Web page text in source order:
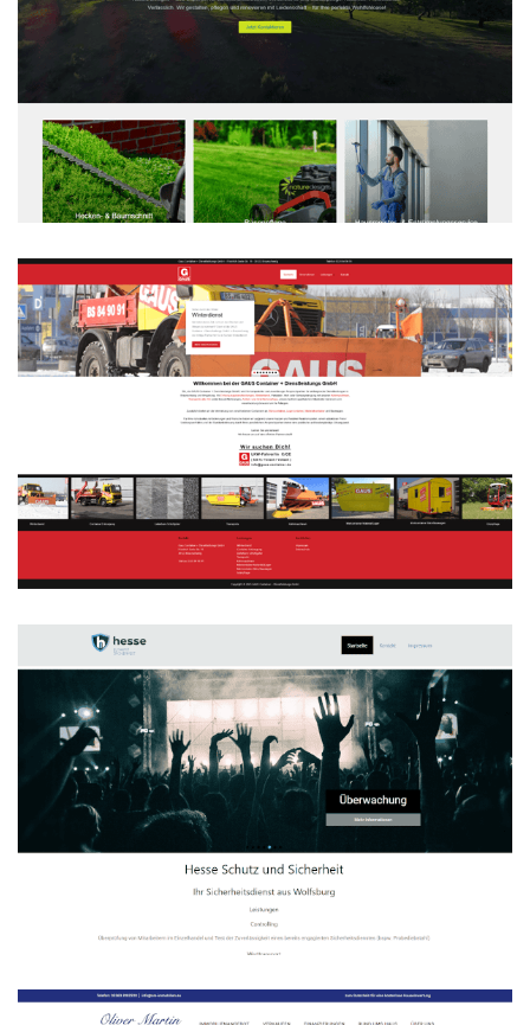
Nature Designs GmbH
WEBDESIGN
Gaus Container + Dienstleistungs
GmbH
HSS Hesse Schutz und Sicherheit